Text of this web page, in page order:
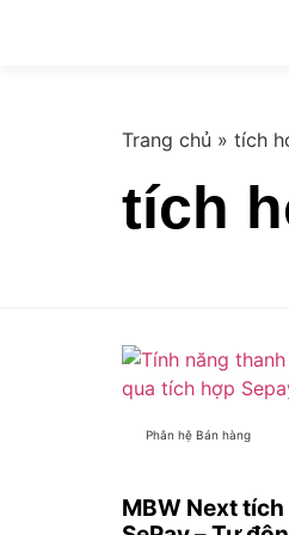
Trang chủ » tích
tích
Phân hệ Bán hàng
MBW Next